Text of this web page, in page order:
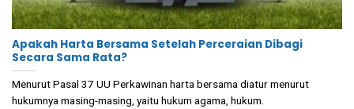
Apakah Harta Bersama Setelah Perceraian Dibagi
Secara Sama Rata?
Menurut Pasal 37 UU Perkawinan harta bersama diatur menurut
hukumnya masing-masing, yaitu hukum agama, hukum.